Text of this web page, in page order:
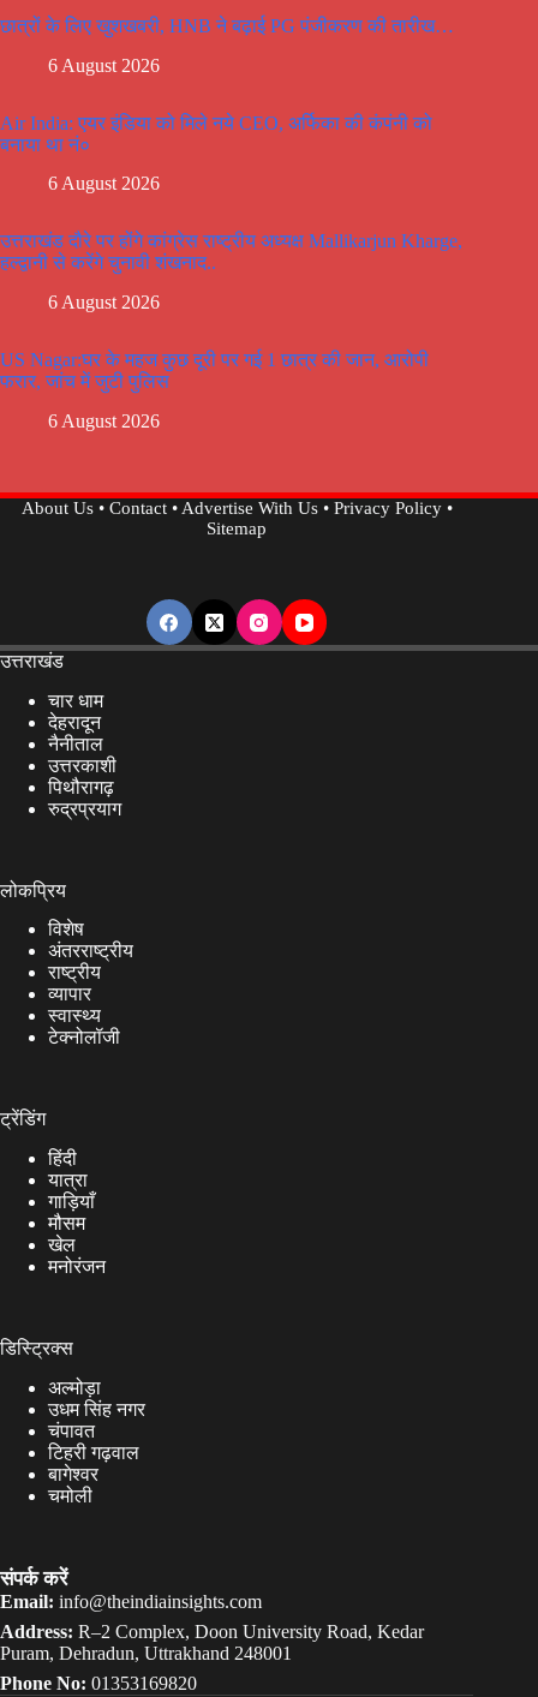
छात्रों के लिए खुशखबरी, HNB ने बढ़ाई PG पंजीकरण की तारीख…
6 August 2026
Air India: एयर इंडिया को मिले नये CEO, अर्फिका की कंपंनी को
बनाया था नं०
6 August 2026
उत्तराखंड दौरे पर होंगे कांग्रेस राष्ट्रीय अध्यक्ष Mallikarjun Kharge,
हल्द्वानी से करेंगे चुनावी शंखनाद..
6 August 2026
US Nagar:घर के महज कुछ दूरी पर गई 1 छात्र की जान, आरोपी
फरार, जांच में जुटी पुलिस
6 August 2026
About Us• Contact•Advertise With Us• Privacy Policy•
Sitemap
उत्तराखंड
चार धाम
देहरादून
नैनीताल
उत्तरकाशी
पिथौरागढ़
रुद्रप्रयाग
लोकप्रिय
विशेष
अंतरराष्ट्रीय
राष्ट्रीय
व्यापार
स्वास्थ्य
टेक्नोलॉजी
ट्रेंडिंग
हिंदी
यात्रा
गाड़ियाँ
मौसम
खेल
मनोरंजन
डिस्ट्रिक्स
अल्मोड़ा
उधम सिंह नगर
चंपावत
टिहरी गढ़वाल
बागेश्वर
चमोली
संपर्क करें
Email: info@theindiainsights.com
Address: R–2 Complex, Doon University Road, Kedar
Puram, Dehradun, Uttrakhand 248001
Phone No: 01353169820